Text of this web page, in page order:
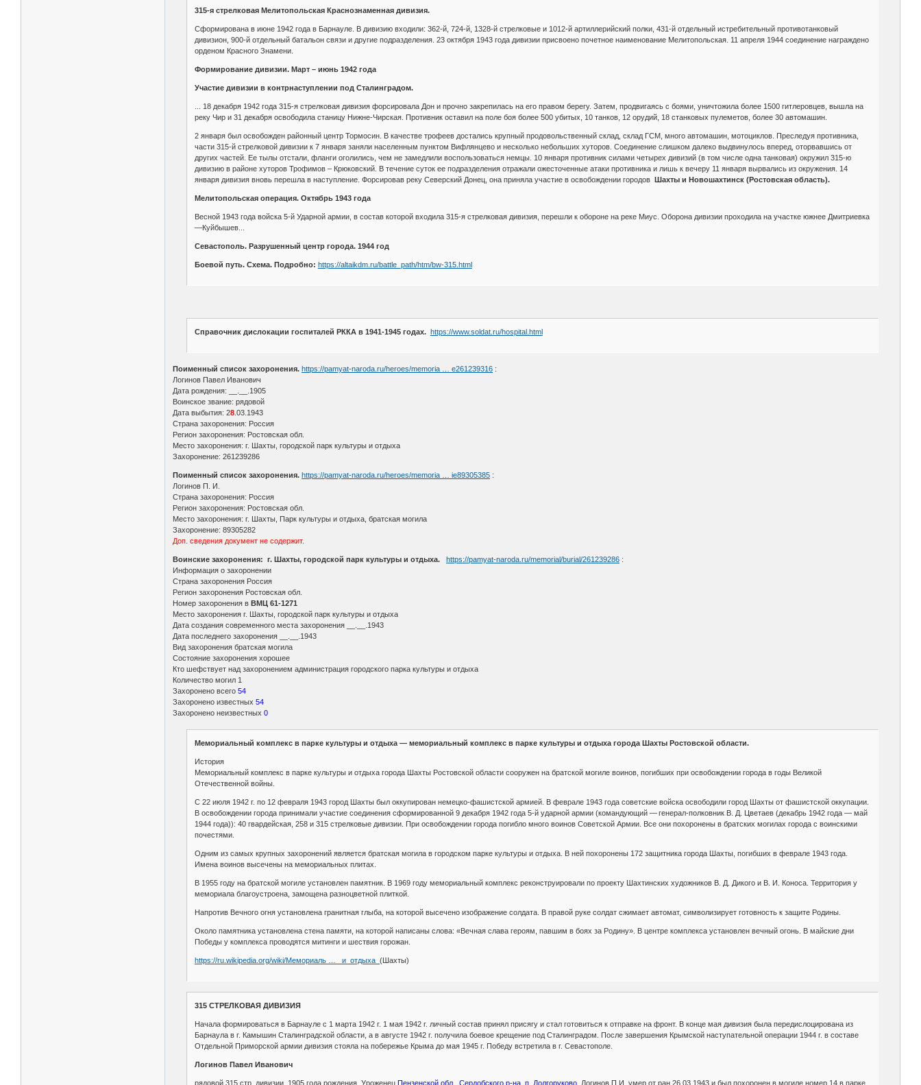
315-я стрелковая Мелитопольская Краснознаменная дивизия.
Сформирована в июне 1942 года в Барнауле. В дивизию входили: 362-й, 724-й, 1328-й стрелковые и 1012-й артиллерийский полки, 431-й отдельный истребительный противотанковый
дивизион, 900-й отдельный батальон связи и другие подразделения. 23 октября 1943 года дивизии присвоено почетное наименование Мелитопольская. 11 апреля 1944 соединение награждено
орденом Красного Знамени.
Формирование дивизии. Март – июнь 1942 года
Участие дивизии в контрнаступлении под Сталинградом.
... 18 декабря 1942 года 315-я стрелковая дивизия форсировала Дон и прочно закрепилась на его правом берегу. Затем, продвигаясь с боями, уничтожила более 1500 гитлеровцев, вышла на
реку Чир и 31 декабря освободила станицу Нижне-Чирская. Противник оставил на поле боя более 500 убитых, 10 танков, 12 орудий, 18 станковых пулеметов, более 30 автомашин.
2 января был освобожден районный центр Тормосин. В качестве трофеев достались крупный продовольственный склад, склад ГСМ, много автомашин, мотоциклов. Преследуя противника,
части 315-й стрелковой дивизии к 7 января заняли населенным пунктом Вифлянцево и несколько небольших хуторов. Соединение слишком далеко выдвинулось вперед, оторвавшись от
других частей. Ее тылы отстали, фланги оголились, чем не замедлили воспользоваться немцы. 10 января противник силами четырех дивизий (в том числе одна танковая) окружил 315-ю
дивизию в районе хуторов Трофимов – Крюковский. В течение суток ее подразделения отражали ожесточенные атаки противника и лишь к вечеру 11 января вырвались из окружения. 14
января дивизия вновь перешла в наступление. Форсировав реку Северский Донец, она приняла участие в освобождении городов Шахты и Новошахтинск (Ростовская область).
Мелитопольская операция. Октябрь 1943 года
Весной 1943 года войска 5-й Ударной армии, в состав которой входила 315-я стрелковая дивизия, перешли к обороне на реке Миус. Оборона дивизии проходила на участке южнее Дмитриевка
—Куйбышев...
Севастополь. Разрушенный центр города. 1944 год
Боевой путь. Схема. Подробно: https://altaikdm.ru/battle_path/htm/bw-315.html
Справочник дислокации госпиталей РККА в 1941-1945 годах. https://www.soldat.ru/hospital.html
Поименный список захоронения. https://pamyat-naroda.ru/heroes/memoria … e261239316 :
Логинов Павел Иванович
Дата рождения: __.__.1905
Воинское звание: рядовой
Дата выбытия: 28 .03.1943
Страна захоронения: Россия
Регион захоронения: Ростовская обл.
Место захоронения: г. Шахты, городской парк культуры и отдыха
Захоронение: 261239286
Поименный список захоронения. https://pamyat-naroda.ru/heroes/memoria … ie89305385 :
Логинов П. И.
Страна захоронения: Россия
Регион захоронения: Ростовская обл.
Место захоронения: г. Шахты, Парк культуры и отдыха, братская могила
Захоронение: 89305282
Доп. сведения документ не содержит.
Воинские захоронения: г. Шахты, городской парк культуры и отдыха. https://pamyat-naroda.ru/memorial/burial/261239286 :
Информация о захоронении
Страна захоронения Россия
Регион захоронения Ростовская обл.
Номер захоронения в ВМЦ 61-1271
Место захоронения г. Шахты, городской парк культуры и отдыха
Дата создания современного места захоронения __.__.1943
Дата последнего захоронения __.__.1943
Вид захоронения братская могила
Состояние захоронения хорошее
Кто шефствует над захоронением администрация городского парка культуры и отдыха
Количество могил 1
Захоронено всего54
Захоронено известных54
Захоронено неизвестных0
Мемориальный комплекс в парке культуры и отдыха — мемориальный комплекс в парке культуры и отдыха города Шахты Ростовской области.
История
Мемориальный комплекс в парке культуры и отдыха города Шахты Ростовской области сооружен на братской могиле воинов, погибших при освобождении города в годы Великой
Отечественной войны.
С 22 июля 1942 г. по 12 февраля 1943 город Шахты был оккупирован немецко-фашистской армией. В феврале 1943 года советские войска освободили город Шахты от фашистской оккупации.
В освобождении города принимали участие соединения сформированной 9 декабря 1942 года 5-й ударной армии (командующий — генерал-полковник В. Д. Цветаев (декабрь 1942 года — май
1944 года)): 40 гвардейская, 258 и 315 стрелковые дивизии. При освобождении города погибло много воинов Советской Армии. Все они похоронены в братских могилах города с воинскими
почестями.
Одним из самых крупных захоронений является братская могила в городском парке культуры и отдыха. В ней похоронены 172 защитника города Шахты, погибших в феврале 1943 года.
Имена воинов высечены на мемориальных плитах.
В 1955 году на братской могиле установлен памятник. В 1969 году мемориальный комплекс реконструировали по проекту Шахтинских художников В. Д. Дикого и В. И. Коноса. Территория у
мемориала благоустроена, замощена разноцветной плиткой.
Напротив Вечного огня установлена гранитная глыба, на которой высечено изображение солдата. В правой руке солдат сжимает автомат, символизирует готовность к защите Родины.
Около памятника установлена стена памяти, на которой написаны слова: «Вечная слава героям, павшим в боях за Родину». В центре комплекса установлен вечный огонь. В майские дни
Победы у комплекса проводятся митинги и шествия горожан.
https://ru.wikipedia.org/wiki/Мемориаль … _и_отдыха_ (Шахты)
315 СТРЕЛКОВАЯ ДИВИЗИЯ
Начала формироваться в Барнауле с 1 марта 1942 г. 1 мая 1942 г. личный состав принял присягу и стал готовиться к отправке на фронт. В конце мая дивизия была передислоцирована из
Барнаула в г. Камышин Сталинградской области, а в августе 1942 г. получила боевое крещение под Сталинградом. После завершения Крымской наступательной операции 1944 г. в составе
Отдельной Приморской армии дивизия стояла на побережье Крыма до мая 1945 г. Победу встретила в г. Севастополе.
Логинов Павел Иванович
рядовой 315 стр. дивизии, 1905 года рождения. Уроженец Пензенской обл., Сердобского р-на, п. Долгоруково. Логинов П.И. умер от ран 26.03.1943 и был похоронен в могиле номер 14 в парке